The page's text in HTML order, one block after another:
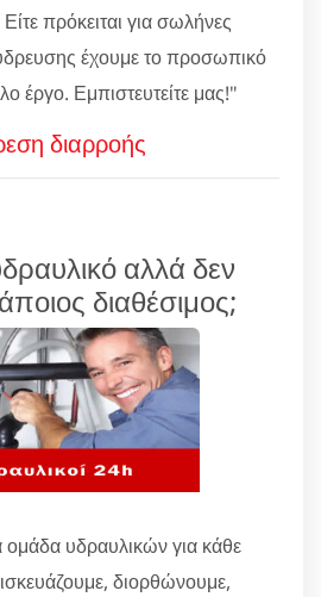
πρόκειται για σωλήνες
έχουμε το προσωπικό
έργο. Εμπιστευτείτε μας!"
διαρροής
αλλά δεν
διαθέσιμος;
ομάδα υδραυλικών για κάθε
διορθώνουμε,